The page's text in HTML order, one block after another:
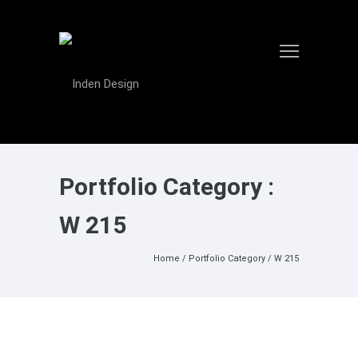
Portfolio Category :
W 215
Home / Portfolio Category / W 215